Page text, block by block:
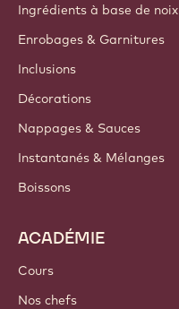
Ingrédients à base de noix
Enrobages & Garnitures
Inclusions
Décorations
Nappages & Sauces
Instantanés & Mélanges
Boissons
ACADÉMIE
Cours
Nos chefs